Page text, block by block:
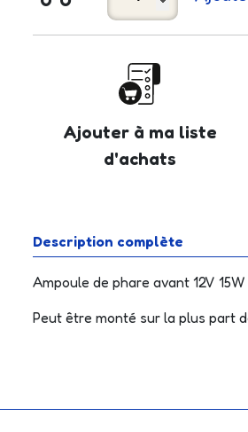
Ajouter à ma liste
d'achats
Description complète
Ampoule de phare avant 12V
Peut être monté sur la plus part